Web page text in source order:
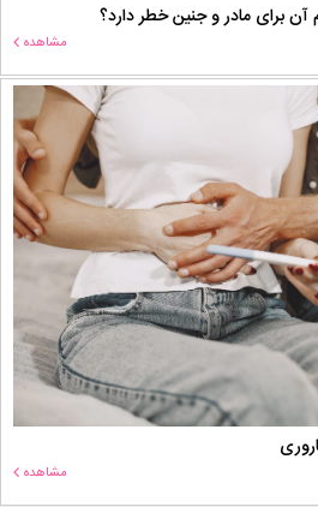
آن برای مادر و جنین خطر دارد؟
مشاهده
مشاهده